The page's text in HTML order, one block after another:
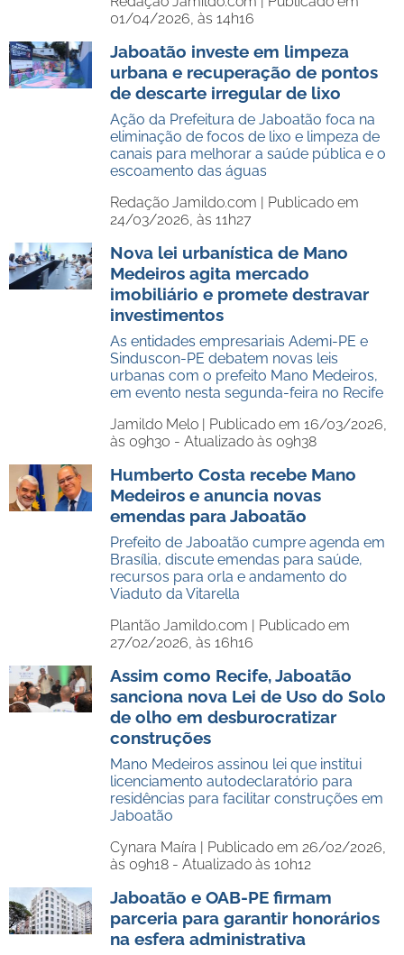
01/04/2026, às 14h16
Jaboatão investe em limpeza
urbana e recuperação de pontos
de descarte irregular de lixo
Ação da Prefeitura de Jaboatão foca na
eliminação de focos de lixo e limpeza de
canais para melhorar a saúde pública e o
escoamento das águas
Redação Jamildo.com | Publicado em
24/03/2026, às 11h27
Nova lei urbanística de Mano
Medeiros agita mercado
imobiliário e promete destravar
investimentos
As entidades empresariais Ademi-PE e
Sinduscon-PE debatem novas leis
urbanas com o prefeito Mano Medeiros,
em evento nesta segunda-feira no Recife
Jamildo Melo | Publicado em 16/03/2026,
às 09h30 - Atualizado às 09h38
Humberto Costa recebe Mano
Medeiros e anuncia novas
emendas para Jaboatão
Prefeito de Jaboatão cumpre agenda em
Brasília, discute emendas para saúde,
recursos para orla e andamento do
Viaduto da Vitarella
Plantão Jamildo.com | Publicado em
27/02/2026, às 16h16
Assim como Recife, Jaboatão
sanciona nova Lei de Uso do Solo
de olho em desburocratizar
construções
Mano Medeiros assinou lei que institui
licenciamento autodeclaratório para
residências para facilitar construções em
Jaboatão
Cynara Maíra | Publicado em 26/02/2026,
às 09h18 - Atualizado às 10h12
Jaboatão e OAB-PE firmam
parceria para garantir honorários
na esfera administrativa